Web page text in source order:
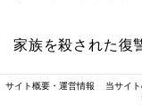
家族を殺された復
それぞれ、家族と
サイト概要・運営情報
当サイ